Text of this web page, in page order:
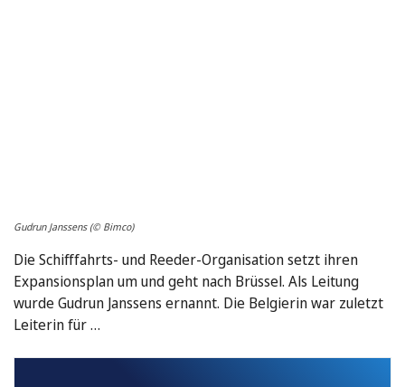
Gudrun Janssens (© Bimco)
Die Schifffahrts- und Reeder-Organisation setzt ihren
Expansionsplan um und geht nach Brüssel. Als Leitung
wurde Gudrun Janssens ernannt. Die Belgierin war zuletzt
Leiterin für …